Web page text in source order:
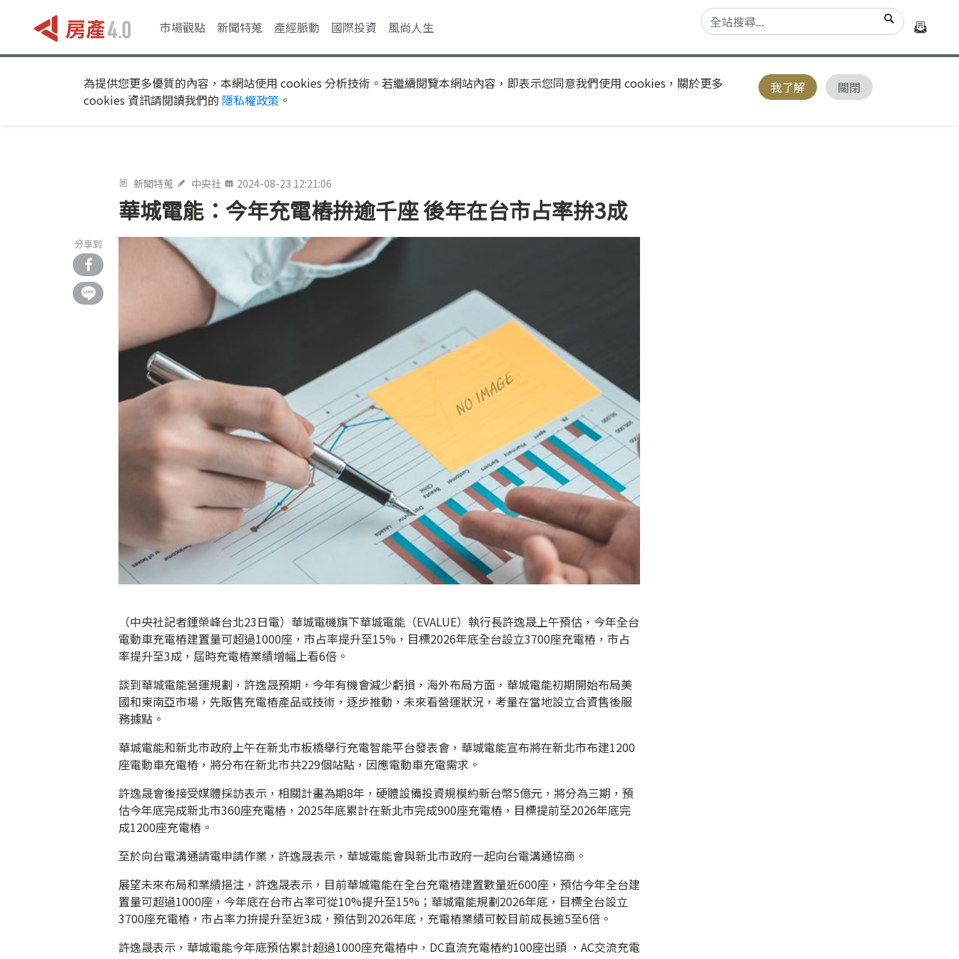
市場觀點 新聞特蒐 產經脈動 國際投資 風尚人生
為提供您更多優質的內容，本網站使用 cookies 分析技術。若繼續閱覽本網站內容，即表示您同意我們使用 cookies，關於更多
cookies 資訊請閱讀我們的 隱私權政策 。
我了解 關閉
新聞特蒐 中央社 2024-08-23 12:21:06
華城電能：今年充電樁拚逾千座 後年在台市占率拚3成
分享到
（中央社記者鍾榮峰台北23日電）華城電機旗下華城電能（EVALUE）執行長許逸晟上午預估，今年全台
電動車充電樁建置量可超過1000座，市占率提升至15%，目標2026年底全台設立3700座充電樁，市占
率提升至3成，屆時充電樁業績增幅上看6倍。
談到華城電能營運規劃，許逸晟預期，今年有機會減少虧損，海外布局方面，華城電能初期開始布局美
國和東南亞市場，先販售充電樁產品或技術，逐步推動，未來看營運狀況，考量在當地設立合資售後服
務據點。
華城電能和新北市政府上午在新北市板橋舉行充電智能平台發表會，華城電能宣布將在新北市布建1200
座電動車充電樁，將分布在新北市共229個站點，因應電動車充電需求。
許逸晟會後接受媒體採訪表示，相關計畫為期8年，硬體設備投資規模約新台幣5億元，將分為三期，預
估今年底完成新北市360座充電樁，2025年底累計在新北市完成900座充電樁，目標提前至2026年底完
成1200座充電樁。
至於向台電溝通請電申請作業，許逸晟表示，華城電能會與新北市政府一起向台電溝通協商。
展望未來布局和業績挹注，許逸晟表示，目前華城電能在全台充電樁建置數量近600座，預估今年全台建
置量可超過1000座，今年底在台市占率可從10%提升至15%；華城電能規劃2026年底，目標全台設立
3700座充電樁，市占率力拚提升至近3成，預估到2026年底，充電樁業績可較目前成長逾5至6倍。
許逸晟表示，華城電能今年底預估累計超過1000座充電樁中，DC直流充電樁約100座出頭 ，AC交流充電